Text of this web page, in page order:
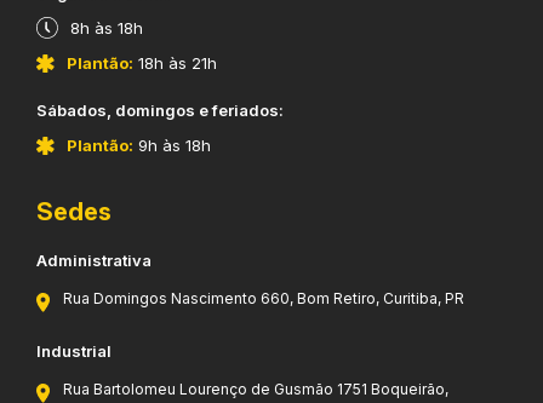
8h às 18h
Plantão: 18h às 21h
​Sábados, domingos e feriados:
Plantão: 9h às 18h
Sedes
Administrativa
Rua Domingos Nascimento 660, Bom Retiro, Curitiba, PR
Industrial
Rua Bartolomeu Lourenço de Gusmão 1751 Boqueirão,